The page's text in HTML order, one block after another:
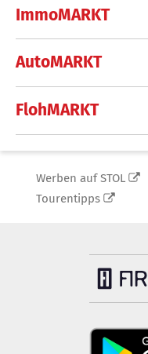
ImmoMARKT
AutoMARKT
FlohMARKT
Werben auf STOL
Tourentipps